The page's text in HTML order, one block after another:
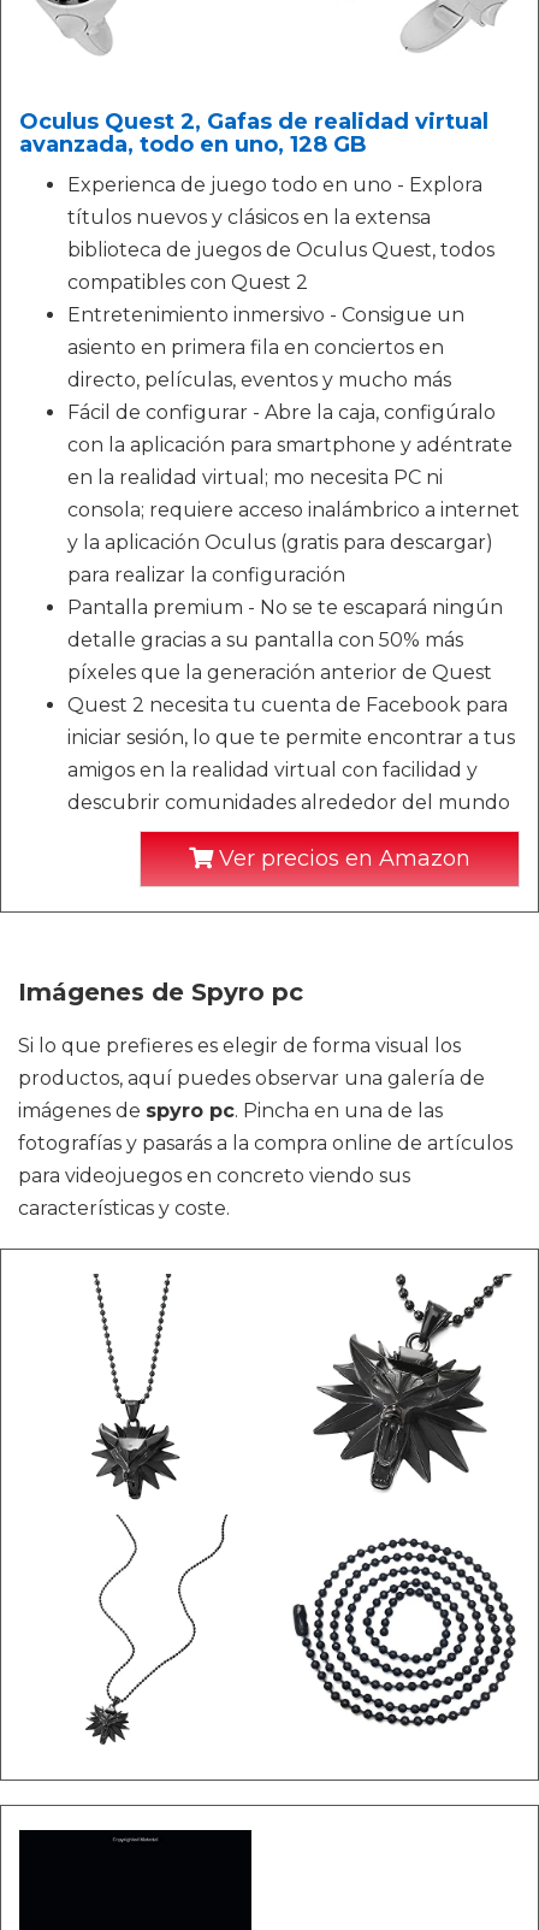
Oculus Quest 2, Gafas de realidad virtual
avanzada, todo en uno, 128 GB
Experienca de juego todo en uno - Explora
títulos nuevos y clásicos en la extensa
biblioteca de juegos de Oculus Quest, todos
compatibles con Quest 2
Entretenimiento inmersivo - Consigue un
asiento en primera fila en conciertos en
directo, películas, eventos y mucho más
Fácil de configurar - Abre la caja, configúralo
con la aplicación para smartphone y adéntrate
en la realidad virtual; mo necesita PC ni
consola; requiere acceso inalámbrico a internet
y la aplicación Oculus (gratis para descargar)
para realizar la configuración
Pantalla premium - No se te escapará ningún
detalle gracias a su pantalla con 50% más
píxeles que la generación anterior de Quest
Quest 2 necesita tu cuenta de Facebook para
iniciar sesión, lo que te permite encontrar a tus
amigos en la realidad virtual con facilidad y
descubrir comunidades alrededor del mundo
Ver precios en Amazon
Imágenes de Spyro pc
Si lo que prefieres es elegir de forma visual los
productos, aquí puedes observar una galería de
imágenes de spyro pc. Pincha en una de las
fotografías y pasarás a la compra online de artículos
para videojuegos en concreto viendo sus
características y coste.